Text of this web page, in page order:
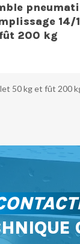
14/1
200 kg
50 kg et fût 200